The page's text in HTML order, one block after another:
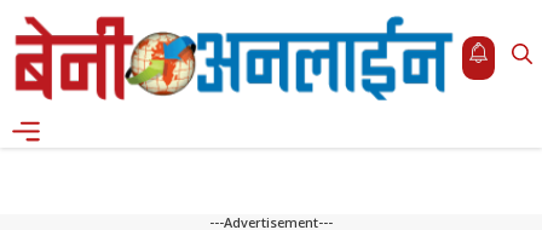
Skip
to
content
---Advertisement---